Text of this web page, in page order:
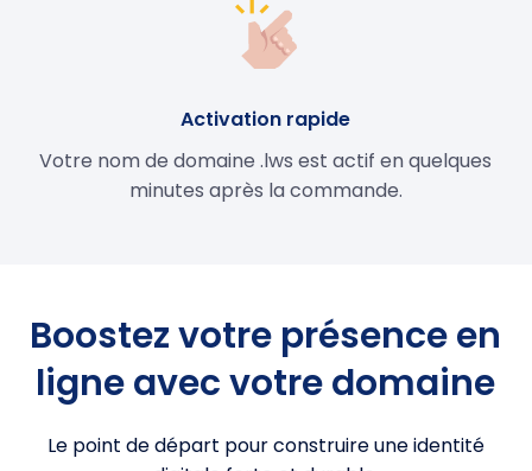
Activation rapide
Votre nom de domaine .lws est actif en quelques
minutes après la commande.
Boostez votre présence en
ligne avec votre domaine
Le point de départ pour construire une identité